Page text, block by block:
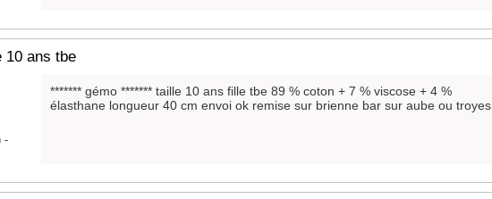
10 ans tbe
-
******* gémo ******* taille 10 ans fille tbe 89 % coton + 7 % viscose + 4 %
élasthane longueur 40 cm envoi ok remise sur brienne bar sur aube ou troyes